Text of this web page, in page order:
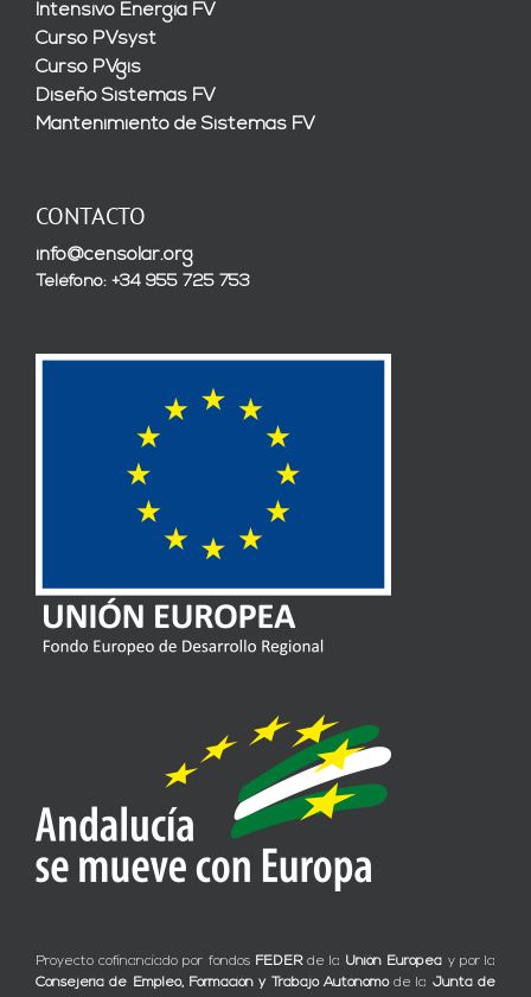
Intensivo Energía FV
Curso PVsyst
Curso PVgis
Diseño Sistemas FV
Mantenimiento de Sistemas FV
CONTACTO
info@censolar.org
Teléfono: +34 955 725 753
Proyecto cofinanciado por fondos FEDERde la Unión Europea y por la
Consejería de Empleo, Formación y Trabajo Autónomode la Junta de